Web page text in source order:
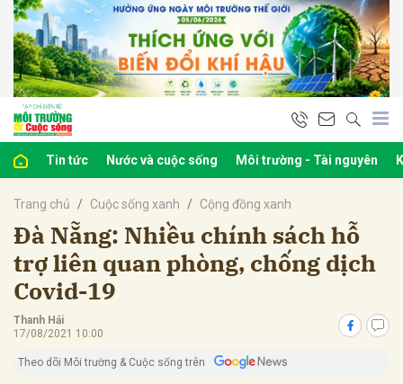
Tin tức Nước và cuộc sống Môi trường - Tài nguyên
Trang chủ Cuộc sống xanh Cộng đồng xanh
Đà Nẵng: Nhiều chính sách hỗ
trợ liên quan phòng, chống dịch
Covid-19
Thanh Hải
17/08/2021 10:00
Theo dõi Môi trường & Cuộc sống trên
luận